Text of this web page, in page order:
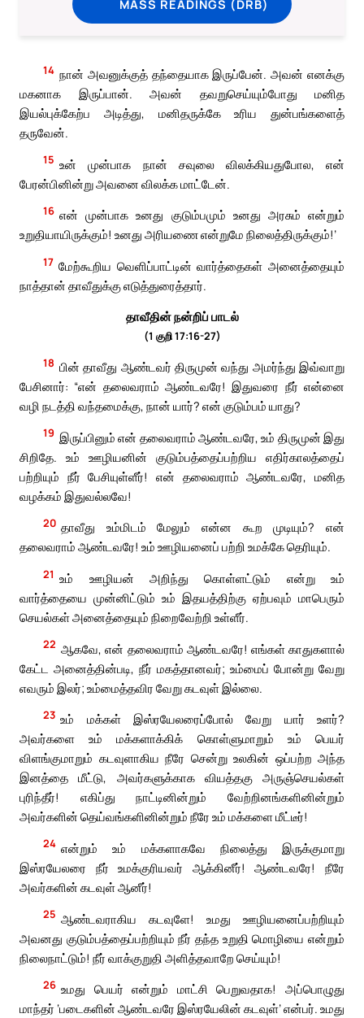
MASS READINGS (DRB)
14 நான் அவனுக்குத் தந்தையாக இருப்பேன். அவன் எனக்கு
மகனாக இருப்பான். அவன் தவறுசெய்யும்போது மனித
இயல்புக்கேற்ப அடித்து, மனிதருக்கே உரிய துன்பங்களைத்
தருவேன்.
15 உன் முன்பாக நான் சவுலை விலக்கியதுபோல, என்
பேரன்பினின்று அவனை விலக்க மாட்டேன்.
16 என் முன்பாக உனது குடும்பமும் உனது அரசும் என்றும்
உறுதியாயிருக்கும்! உனது அரியணை என்றுமே நிலைத்திருக்கும்!’
17 மேற்கூறிய வெளிப்பாட்டின் வார்த்தைகள் அனைத்தையும்
நாத்தான் தாவீதுக்கு எடுத்துரைத்தார்.
தாவீதின் நன்றிப் பாடல்
(1 குறி 17:16-27)
18 பின் தாவீது ஆண்டவர் திருமுன் வந்து அமர்ந்து இவ்வாறு
பேசினார்: “என் தலைவராம் ஆண்டவரே! இதுவரை நீர் என்னை
வழி நடத்தி வந்தமைக்கு, நான் யார்? என் குடும்பம் யாது?
19 இருப்பினும் என் தலைவராம் ஆண்டவரே, உம் திருமுன் இது
சிறிதே. உம் ஊழியனின் குடும்பத்தைப்பற்றிய எதிர்காலத்தைப்
பற்றியும் நீர் பேசியுள்ளீர்! என் தலைவராம் ஆண்டவரே, மனித
வழக்கம் இதுவல்லவே!
20 தாவீது உம்மிடம் மேலும் என்ன கூற முடியும்? என்
தலைவராம் ஆண்டவரே! உம் ஊழியனைப் பற்றி உமக்கே தெரியும்.
21 உம் ஊழியன் அறிந்து கொள்ளட்டும் என்று உம்
வார்த்தையை முன்னிட்டும் உம் இதயத்திற்கு ஏற்பவும் மாபெரும்
செயல்கள் அனைத்தையும் நிறைவேற்றி உள்ளீர்.
22 ஆகவே, என் தலைவராம் ஆண்டவரே! எங்கள் காதுகளால்
கேட்ட அனைத்தின்படி, நீர் மகத்தானவர்; உம்மைப் போன்று வேறு
எவரும் இலர்; உம்மைத்தவிர வேறு கடவுள் இல்லை.
23 உம் மக்கள் இஸ்ரயேலரைப்போல் வேறு யார் உளர்?
அவர்களை உம் மக்களாக்கிக் கொள்ளுமாறும் உம் பெயர்
விளங்குமாறும் கடவுளாகிய நீரே சென்று உலகின் ஒப்பற்ற அந்த
இனத்தை மீட்டு, அவர்களுக்காக வியத்தகு அருஞ்செயல்கள்
புரிந்தீர்! எகிப்து நாட்டினின்றும் வேற்றினங்களினின்றும்
அவர்களின் தெய்வங்களினின்றும் நீரே உம் மக்களை மீட்டீர்!
24 என்றும் உம் மக்களாகவே நிலைத்து இருக்குமாறு
இஸ்ரயேலரை நீர் உமக்குரியவர் ஆக்கினீர்! ஆண்டவரே! நீரே
அவர்களின் கடவுள் ஆனீர்!
25 ஆண்டவராகிய கடவுளே! உமது ஊழியனைப்பற்றியும்
அவனது குடும்பத்தைப்பற்றியும் நீர் தந்த உறுதி மொழியை என்றும்
நிலைநாட்டும்! நீர் வாக்குறுதி அளித்தவாறே செய்யும்!
26 உமது பெயர் என்றும் மாட்சி பெறுவதாக! அப்பொழுது
மாந்தர் ‘படைகளின் ஆண்டவரே இஸ்ரயேலின் கடவுள்’ என்பர். உமது